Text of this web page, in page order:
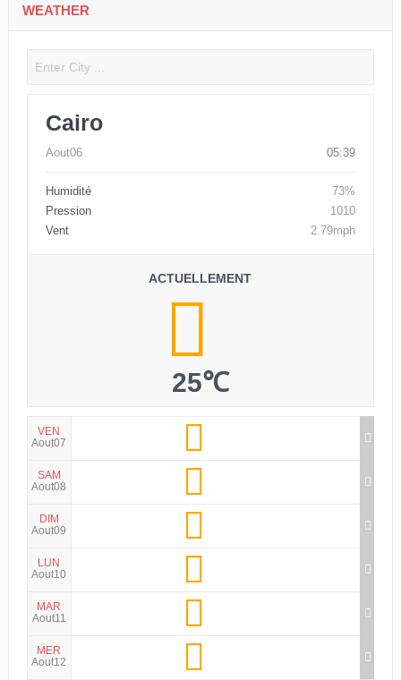
WEATHER
Cairo
Aout06 05:39
Humidité
73%
Pression
1010
Vent
2.79mph
ACTUELLEMENT
25℃
VEN
Aout07
SAM
Aout08
DIM
Aout09
LUN
Aout10
MAR
Aout11
MER
Aout12